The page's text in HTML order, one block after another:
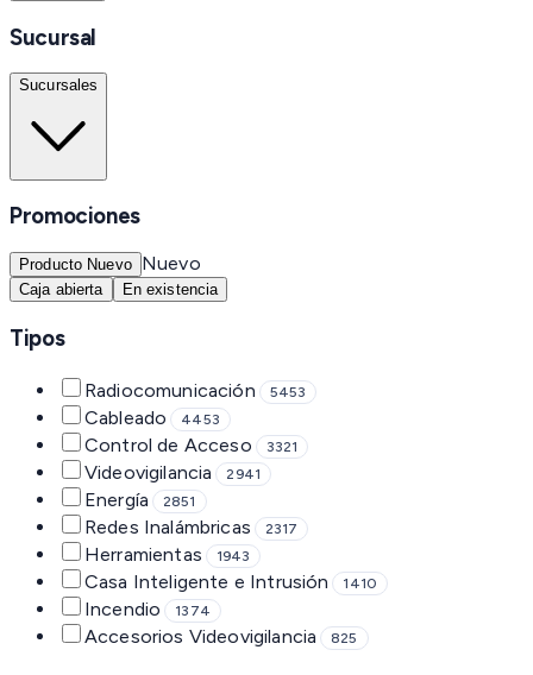
Sucursal
Sucursales
Promociones
Producto Nuevo Nuevo
Caja abierta En existencia
Tipos
Radiocomunicación 5453
Cableado 4453
Control de Acceso 3321
Videovigilancia 2941
Energía 2851
Redes Inalámbricas 2317
Herramientas 1943
Casa Inteligente e Intrusión 1410
Incendio 1374
Accesorios Videovigilancia 825